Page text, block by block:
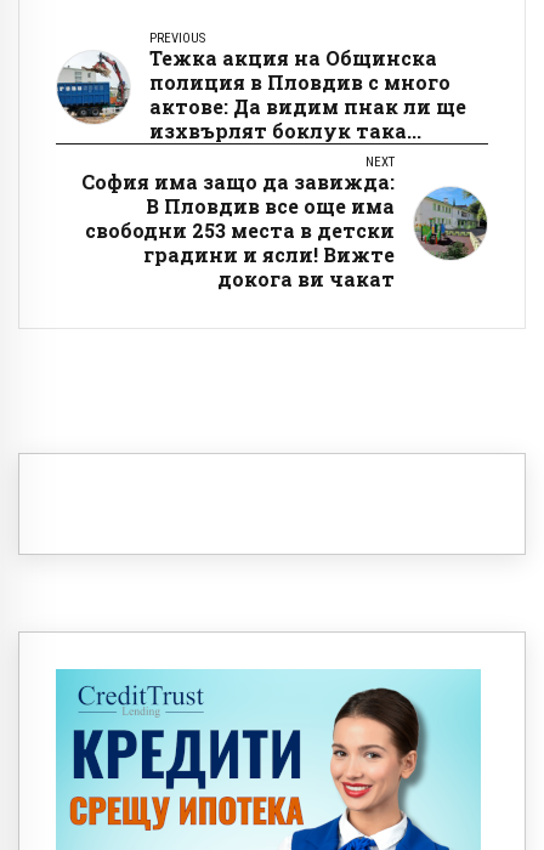
PREVIOUS
Тежка акция на Общинска
полиция в Пловдив с много
актове: Да видим пнак ли ще
изхвърлят боклук така...
NEXT
София има защо да завижда:
В Пловдив все още има
свободни 253 места в детски
градини и ясли! Вижте
докога ви чакат